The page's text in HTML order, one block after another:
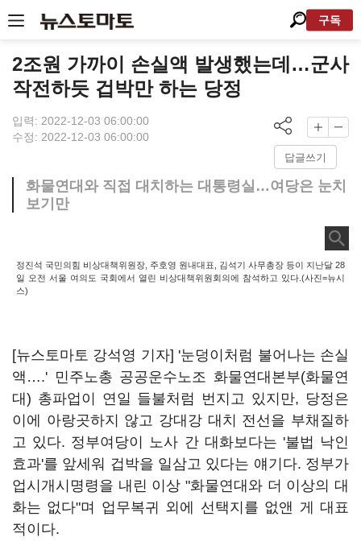
구독
2조원 가까이 손실액 발생했는데…군사
작전하듯 겁박만 하는 당정
입력: 2022-12-03 06:00:00
수정: 2022-12-03 06:00:00
답글쓰기
화물연대와 직접 대치하는 대통령실…여당은 눈치
보기만
정진석 국민의힘 비상대책위원장, 주호영 원내대표, 김석기 사무총장 등이 지난달 28
일 오전 서울 여의도 국회에서 열린 비상대책위원회의에 참석하고 있다.(사진=뉴시
스)
[뉴스토마토 강석영 기자] '눈덩이처럼 불어나는 손실
액….' 민주노총 공공운수노조 화물연대본부(화물연
대) 총파업이 연일 들불처럼 번지고 있지만, 당정은
이에 아랑곳하지 않고 강대강 대치 전선을 부채질하
고 있다. 정부여당이 노사 간 대화보다는 '불법 낙인
효과'를 앞세워 겁박을 일삼고 있다는 얘기다. 정부가
업시개시명령을 내린 이상 "화물연대와 더 이상의 대
화는 없다"며 업무복귀 외에 선택지를 없앤 게 대표
적이다.